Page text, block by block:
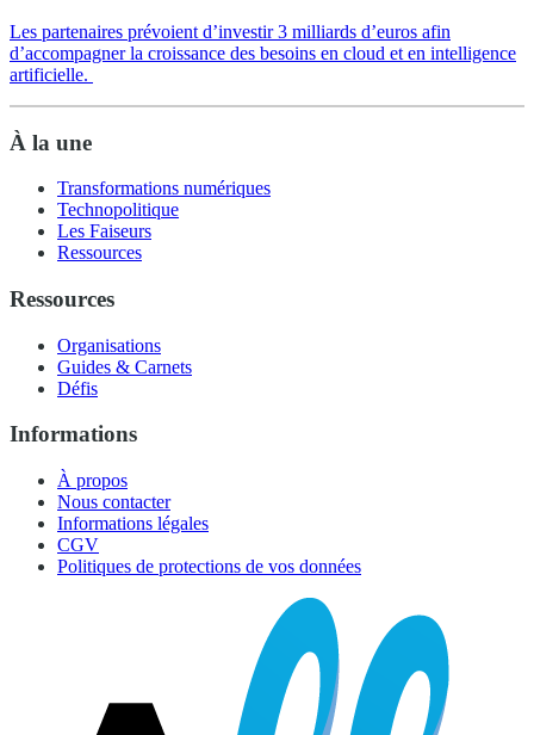
Les partenaires prévoient d’investir 3 milliards d’euros afin
d’accompagner la croissance des besoins en cloud et en intelligence
artificielle.
À la une
Transformations numériques
Technopolitique
Les Faiseurs
Ressources
Ressources
Organisations
Guides & Carnets
Défis
Informations
À propos
Nous contacter
Informations légales
CGV
Politiques de protections de vos données